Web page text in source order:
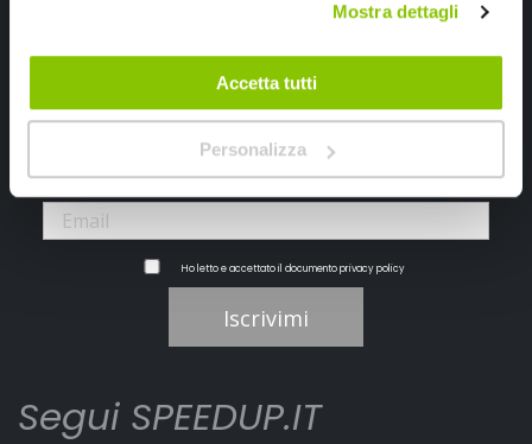
Mostra dettagli
Accetta tutti
Personalizza
Iscriviti alla newsletter Speedup
Ricevi subito uno sconto del 10% per il tuo primo acquisto online!
Ho letto e accettato il documentoprivacy policy
Iscrivimi
Segui SPEEDUP.IT